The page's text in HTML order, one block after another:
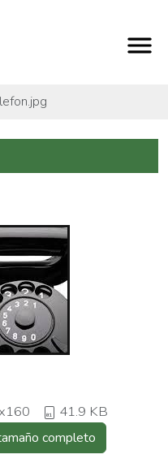
41.9 KB
completo